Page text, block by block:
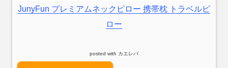
JunyFun プレミアムネックピロー 携帯枕 トラベルピ
ロー
posted with カエレバ